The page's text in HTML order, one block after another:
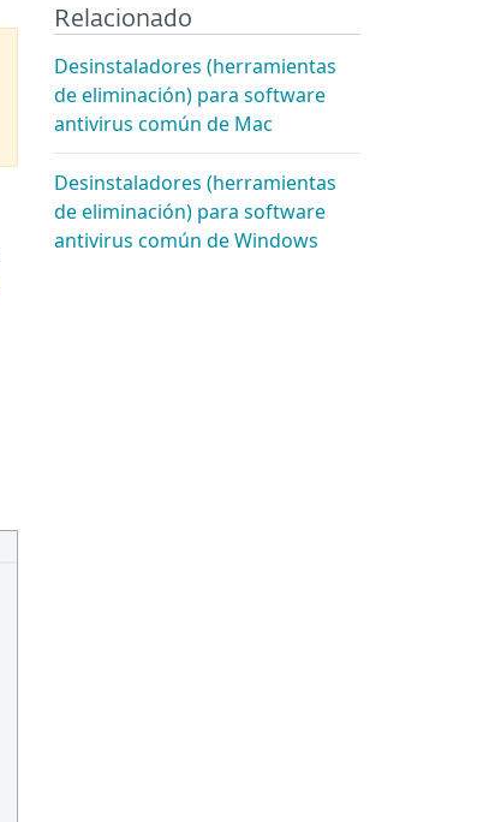
Relacionado
Desinstaladores (herramientas
de eliminación) para software
antivirus común de Mac
Desinstaladores (herramientas
de eliminación) para software
antivirus común de Windows